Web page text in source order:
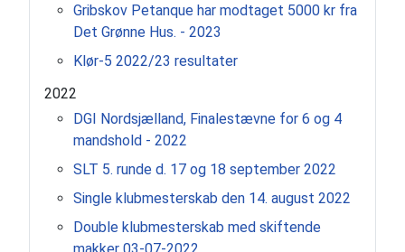
Gribskov Petanque har modtaget 5000 kr fra
Det Grønne Hus. - 2023
Klør-5 2022/23 resultater
2022
DGI Nordsjælland, Finalestævne for 6 og 4
mandshold - 2022
SLT 5. runde d. 17 og 18 september 2022
Single klubmesterskab den 14. august 2022
Double klubmesterskab med skiftende